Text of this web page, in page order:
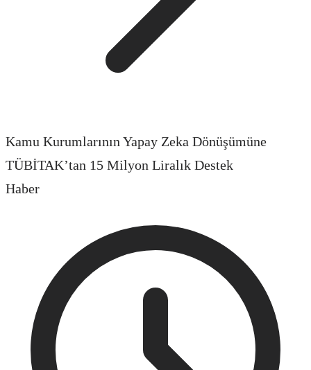
Kamu Kurumlarının Yapay Zeka Dönüşümüne
TÜBİTAK’tan 15 Milyon Liralık Destek
Haber